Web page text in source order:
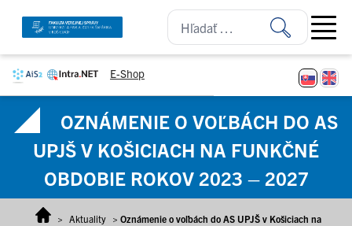
E-Shop
Open
OZNÁMENIE O VOĽBÁCH DO AS
UPJŠ V KOŠICIACH NA FUNKČNÉ
OBDOBIE ROKOV 2023 – 2027
> Aktuality > Oznámenie o voľbách do AS UPJŠ v Košiciach na